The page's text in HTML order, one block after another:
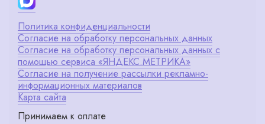
Политика конфиденциальности
Согласие на обработку персональных данных
Согласие на обработку персональных данных с
помощью сервиса «ЯНДЕКС.МЕТРИКА»
Согласие на получение рассылки рекламно-
информационных материалов
Карта сайта
Принимаем к оплате